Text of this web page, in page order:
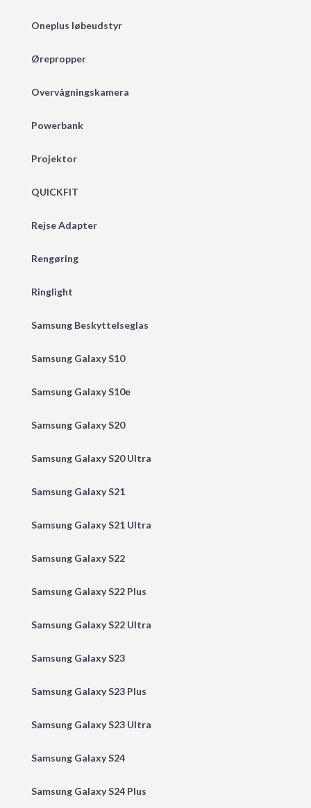
Oneplus løbeudstyr
Ørepropper
Overvågningskamera
Powerbank
Projektor
QUICKFIT
Rejse Adapter
Rengøring
Ringlight
Samsung Beskyttelseglas
Samsung Galaxy S10
Samsung Galaxy S10e
Samsung Galaxy S20
Samsung Galaxy S20 Ultra
Samsung Galaxy S21
Samsung Galaxy S21 Ultra
Samsung Galaxy S22
Samsung Galaxy S22 Plus
Samsung Galaxy S22 Ultra
Samsung Galaxy S23
Samsung Galaxy S23 Plus
Samsung Galaxy S23 Ultra
Samsung Galaxy S24
Samsung Galaxy S24 Plus